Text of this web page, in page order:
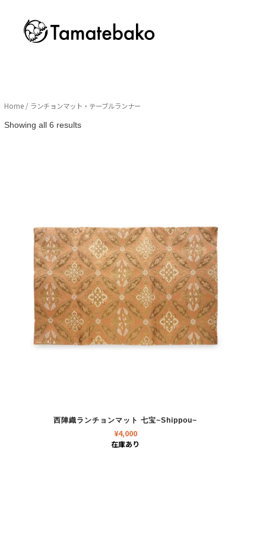
Home / ランチョンマット・テーブルランナー
Showing all 6 resultsSorted
西陣織ランチョンマット 七宝~Shippou~
¥4,000
在庫あり